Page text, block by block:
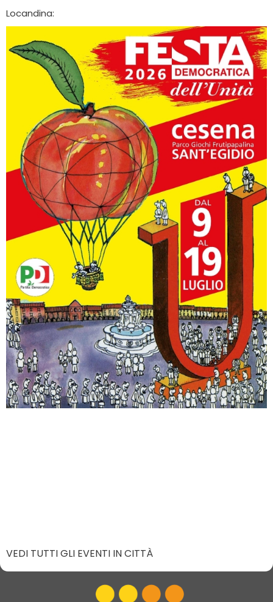
Locandina:
VEDI TUTTI GLI EVENTI IN CITTÀ